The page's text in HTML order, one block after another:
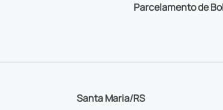
Parcelamento de
Santa Maria/RS